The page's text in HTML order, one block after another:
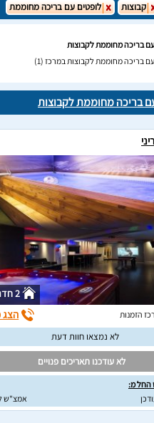
קבוצות לופטים עם בריכה מחוממת
בריכה מחוממת לקבוצות
בריכה מחוממת לקבוצות במרכז (1)
בריכה מחוממת לקבוצות
2 חדרי שינה
הזמנות
לא נמצאו חוות דעת
לא עודכנו תאריכים פנויים
החל מ:
אמצ"ש